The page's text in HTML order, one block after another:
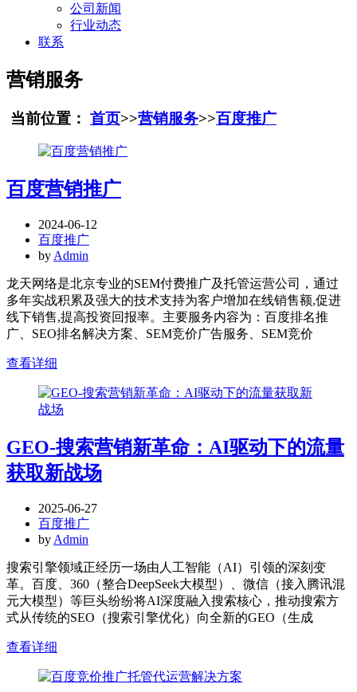
公司新闻
行业动态
联系
营销服务
当前位置： 首页>>营销服务>>百度推广
百度营销推广
2024-06-12
百度推广
by Admin
龙天网络是北京专业的SEM付费推广及托管运营公司，通过
多年实战积累及强大的技术支持为客户增加在线销售额,促进
线下销售,提高投资回报率。主要服务内容为：百度排名推
广、SEO排名解决方案、SEM竞价广告服务、SEM竞价
查看详细
GEO-搜索营销新革命：AI驱动下的流量
获取新战场
2025-06-27
百度推广
by Admin
搜索引擎领域正经历一场由人工智能（AI）引领的深刻变
革。百度、360（整合DeepSeek大模型）、微信（接入腾讯混
元大模型）等巨头纷纷将AI深度融入搜索核心，推动搜索方
式从传统的SEO（搜索引擎优化）向全新的GEO（生成
查看详细